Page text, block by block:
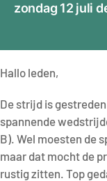
zondag 12 juli
Hallo leden,
De strijd is
spannende
B). Wel moesten de
maar dat mocht de
rustig zitten. Top